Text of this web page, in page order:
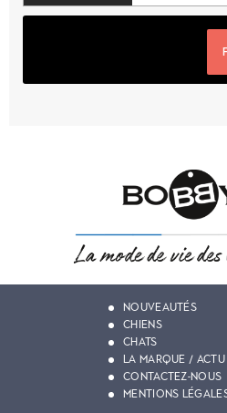
NOUVEAUTÉS
CHIENS
CHATS
LA MARQUE / ACTU
CONTACTEZ-NOUS
MENTIONS